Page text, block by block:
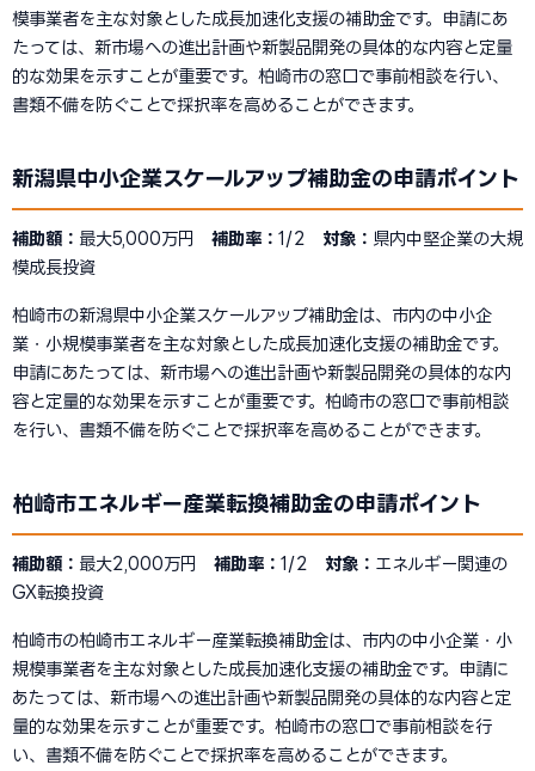
模事業者を主な対象とした成長加速化支援の補助金です。申請にあ
たっては、新市場への進出計画や新製品開発の具体的な内容と定量
的な効果を示すことが重要です。柏崎市の窓口で事前相談を行い、
書類不備を防ぐことで採択率を高めることができます。
新潟県中小企業スケールアップ補助金の申請ポイント
補助額： 最大5,000万円 補助率： 1/2 対象： 県内中堅企業の大規
模成長投資
柏崎市の新潟県中小企業スケールアップ補助金は、市内の中小企
業・小規模事業者を主な対象とした成長加速化支援の補助金です。
申請にあたっては、新市場への進出計画や新製品開発の具体的な内
容と定量的な効果を示すことが重要です。柏崎市の窓口で事前相談
を行い、書類不備を防ぐことで採択率を高めることができます。
柏崎市エネルギー産業転換補助金の申請ポイント
補助額： 最大2,000万円 補助率： 1/2 対象： エネルギー関連の
GX転換投資
柏崎市の柏崎市エネルギー産業転換補助金は、市内の中小企業・小
規模事業者を主な対象とした成長加速化支援の補助金です。申請に
あたっては、新市場への進出計画や新製品開発の具体的な内容と定
量的な効果を示すことが重要です。柏崎市の窓口で事前相談を行
い、書類不備を防ぐことで採択率を高めることができます。